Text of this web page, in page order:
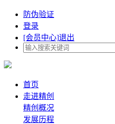
防伪验证
登录
[会员中心]退出
首页
走进精创
精创概况
发展历程